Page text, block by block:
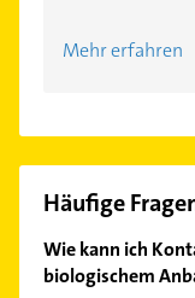
Mehr erfahren
Häufige
Wie kann ich
biologischem